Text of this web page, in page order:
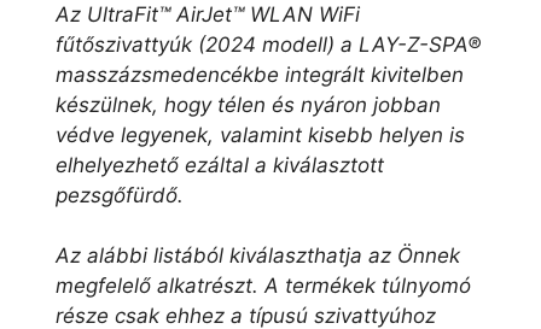
Az UltraFit™ AirJet™ WLAN WiFi
fűtőszivattyúk (2024 modell) a LAY-Z-SPA®
masszázsmedencékbe integrált kivitelben
készülnek, hogy télen és nyáron jobban
védve legyenek, valamint kisebb helyen is
elhelyezhető ezáltal a kiválasztott
pezsgőfürdő.
Az alábbi listából kiválaszthatja az Önnek
megfelelő alkatrészt. A termékek túlnyomó
része csak ehhez a típusú szivattyúhoz